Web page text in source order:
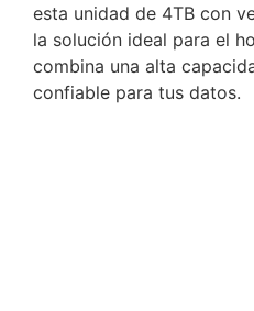
esta unidad de 4TB con
la solución ideal para el
combina una alta
confiable para tus datos.